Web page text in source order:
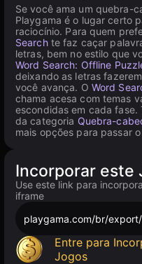
Se você ama um quebra-
Playgama é o lugar certo
raciocínio. Para quem
Searchte faz caçar
letras, bem no estilo que
Word Search: Offline
deixando as letras
você avança. O Word
chama acesa com temas
escondidas em cada
da categoria Quebra-
mais opções para passar
Incorporar este
Use este link para
iframe
playgama.com/br/
Entre para
Jogos